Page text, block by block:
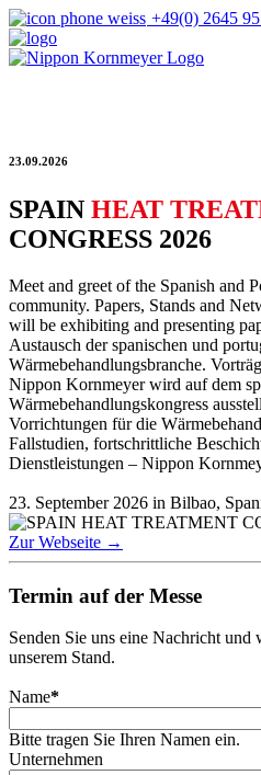
+49(0) 2645
23.09.2026
SPAIN HEAT
CONGRESS 2026
Meet and greet of the Spanish and
community. Papers, Stands and
will be exhibiting and presenting
Austausch der spanischen und
Wärmebehandlungsbranche.
Nippon Kornmeyer wird auf dem
Wärmebehandlungskongress
Vorrichtungen für die
Fallstudien, fortschrittliche
Dienstleistungen – Nippon
23. September 2026 in Bilbao,
Zur Webseite →
Termin auf der Messe
Senden Sie uns eine Nachricht und
unserem Stand.
Name*
Bitte tragen Sie Ihren Namen ein.
Unternehmen